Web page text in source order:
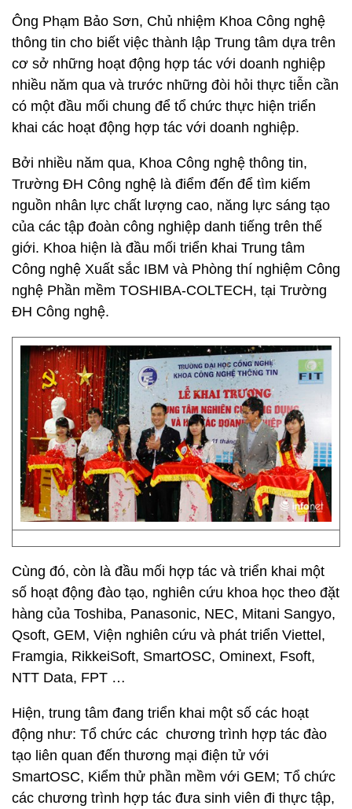
Ông Phạm Bảo Sơn, Chủ nhiệm Khoa Công nghệ
thông tin cho biết việc thành lập Trung tâm dựa trên
cơ sở những hoạt động hợp tác với doanh nghiệp
nhiều năm qua và trước những đòi hỏi thực tiễn cần
có một đầu mối chung để tổ chức thực hiện triển
khai các hoạt động hợp tác với doanh nghiệp.
Bởi nhiều năm qua, Khoa Công nghệ thông tin,
Trường ĐH Công nghệ là điểm đến để tìm kiếm
nguồn nhân lực chất lượng cao, năng lực sáng tạo
của các tập đoàn công nghiệp danh tiếng trên thế
giới. Khoa hiện là đầu mối triển khai Trung tâm
Công nghệ Xuất sắc IBM và Phòng thí nghiệm Công
nghệ Phần mềm TOSHIBA-COLTECH, tại Trường
ĐH Công nghệ.
Cùng đó, còn là đầu mối hợp tác và triển khai một
số hoạt động đào tạo, nghiên cứu khoa học theo đặt
hàng của Toshiba, Panasonic, NEC, Mitani Sangyo,
Qsoft, GEM, Viện nghiên cứu và phát triển Viettel,
Framgia, RikkeiSoft, SmartOSC, Ominext, Fsoft,
NTT Data, FPT …
Hiện, trung tâm đang triển khai một số các hoạt
động như: Tổ chức các chương trình hợp tác đào
tạo liên quan đến thương mại điện tử với
SmartOSC, Kiểm thử phần mềm với GEM; Tổ chức
các chương trình hợp tác đưa sinh viên đi thực tập,